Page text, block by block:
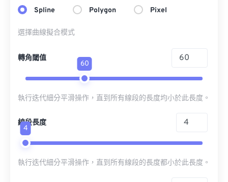
Spline Polygon Pixel
選擇曲線擬合模式
轉角閾值
60
執行迭代細分平滑操作，直到所有線段的長度均小於此長度。
線段長度
4
執行迭代細分平滑操作，直到所有線段的長度都小於此長度。